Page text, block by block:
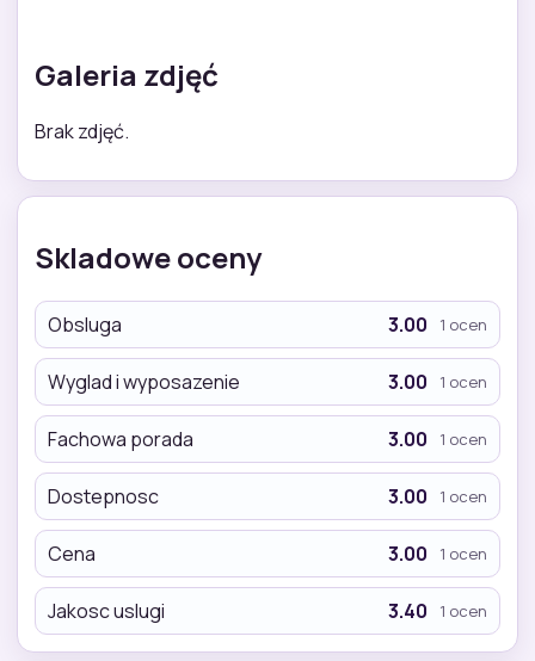
Galeria zdjęć
Brak zdjęć.
Skladowe oceny
Obsluga 3.00 1 ocen
Wyglad i wyposazenie 3.00 1 ocen
Fachowa porada 3.00 1 ocen
Dostepnosc 3.00 1 ocen
Cena 3.00 1 ocen
Jakosc uslugi 3.40 1 ocen